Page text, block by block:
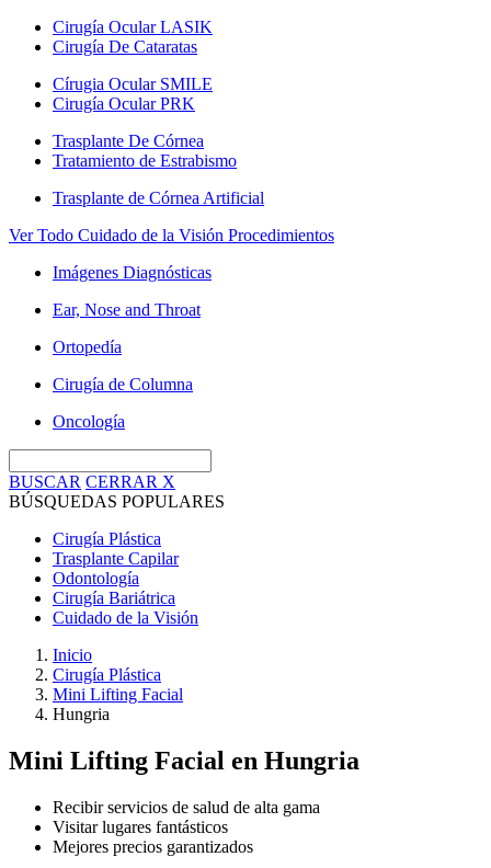
Cirugía Ocular LASIK
Cirugía De Cataratas
Círugia Ocular SMILE
Cirugía Ocular PRK
Trasplante De Córnea
Tratamiento de Estrabismo
Trasplante de Córnea Artificial
Ver Todo Cuidado de la Visión Procedimientos
Imágenes Diagnósticas
Ear, Nose and Throat
Ortopedía
Cirugía de Columna
Oncología
BUSCAR CERRAR X
BÚSQUEDAS POPULARES
Cirugía Plástica
Trasplante Capilar
Odontología
Cirugía Bariátrica
Cuidado de la Visión
Inicio
Cirugía Plástica
Mini Lifting Facial
Hungria
Mini Lifting Facial en Hungria
Recibir servicios de salud de alta gama
Visitar lugares fantásticos
Mejores precios garantizados